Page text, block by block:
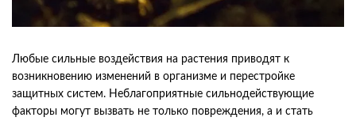
Любые сильные воздействия на растения приводят к
возникновению изменений в организме и перестройке
защитных систем. Неблагоприятные сильнодействующие
факторы могут вызвать не только повреждения, а и стать